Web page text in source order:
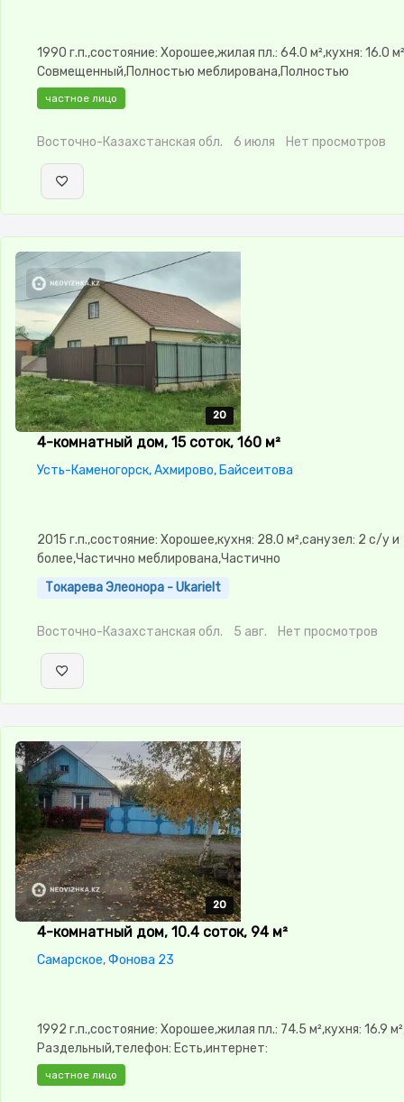
1990 г.п.,состояние: Хорошее,жилая пл.: 64.0 м²,кухня: 16.0
Совмещенный,Полностью меблирована,Полностью
меблирована,Пластиковые
окна,Навес,Баня,Бассейн,Гараж,Сад,Веранда,Хозпостройки
частное лицо
Восточно-Казахстанская обл. 6 июля Нет просмотров
20
20
20
20
20
4-комнатный дом, 15 соток, 160 м²
Усть-Каменогорск, Ахмирово, Байсеитова
2015 г.п.,состояние: Хорошее,кухня: 28.0 м²,санузел: 2 с/у и
более,Частично меблирована,Частично
меблирована,Навес,Баня,Сауна,Гараж,Сад
Токарева Элеонора - Ukarielt
Восточно-Казахстанская обл. 5 авг. Нет просмотров
20
20
20
20
20
4-комнатный дом, 10.4 соток, 94 м²
Самарское, Фонова 23
1992 г.п.,состояние: Хорошее,жилая пл.: 74.5 м²,кухня: 16.9
Раздельный,телефон: Есть,интернет:
Проводной,Навес,Баня,Гараж,Сад,Веранда,Хозпостройки,3
частное лицо